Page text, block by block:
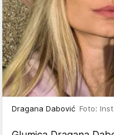
Dragana Dabović Foto: